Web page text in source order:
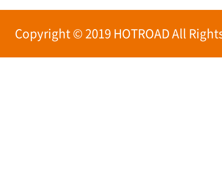
Copyright © 2019 HOTROAD All